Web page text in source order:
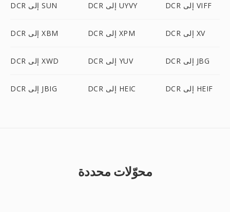
DCR إلى SUN DCR إلى UYVY DCR إلى VIFF
DCR إلى XBM DCR إلى XPM DCR إلى XV
DCR إلى XWD DCR إلى YUV DCR إلى JBG
DCR إلى JBIG DCR إلى HEIC DCR إلى HEIF
محوّلات محددة